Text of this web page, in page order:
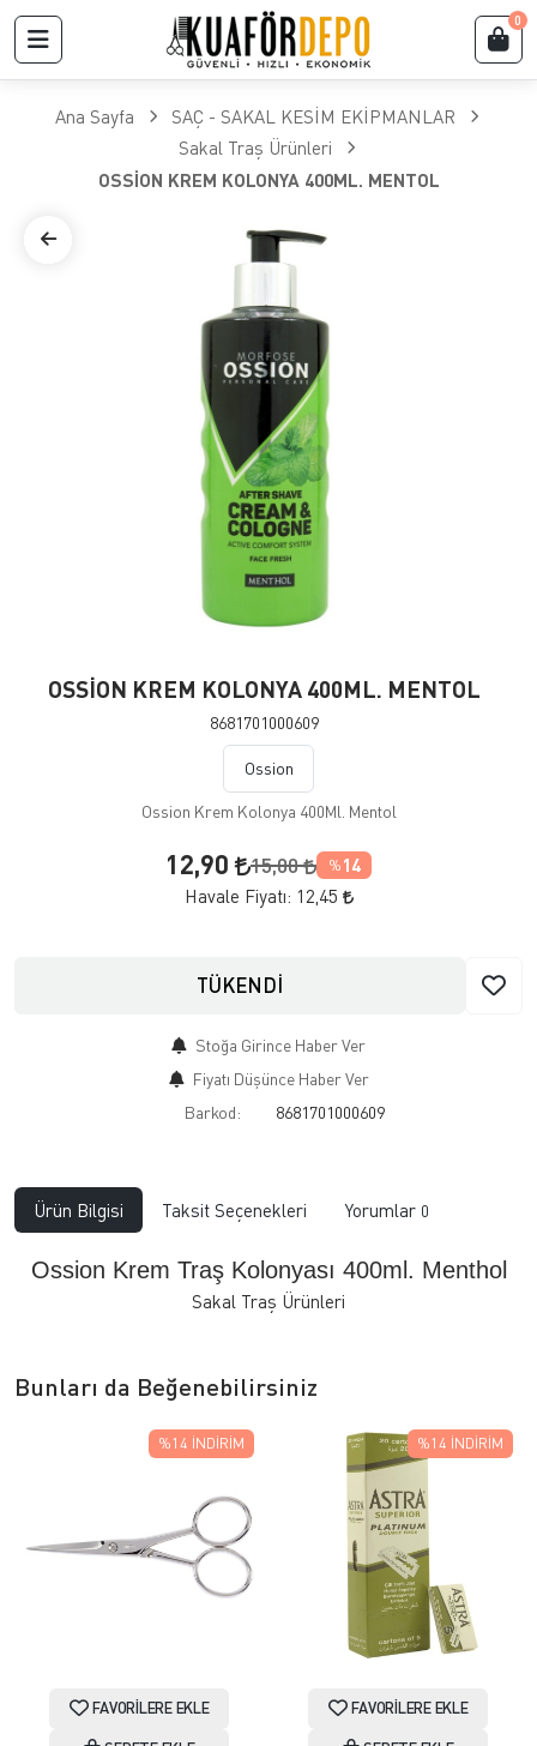
0
Ana Sayfa
SAÇ - SAKAL KESİM EKİPMANLAR
Sakal Traş Ürünleri
OSSİON KREM KOLONYA 400ML. MENTOL
OSSİON KREM KOLONYA 400ML. MENTOL
8681701000609
Ossion
Ossion Krem Kolonya 400Ml. Mentol
12,90 15,00 % 14
Havale Fiyatı: 12,45
TÜKENDİ
Stoğa Girince Haber Ver
Fiyatı Düşünce Haber Ver
Barkod:
8681701000609
Ürün Bilgisi Taksit Seçenekleri Yorumlar 0
Ossion Krem Traş Kolonyası 400ml. Menthol
Sakal Traş Ürünleri
Bunları da Beğenebilirsiniz
FAVORILERE EKLE
%14 İNDIRIM
FAVORILERE EKLE
%14 İNDIRIM